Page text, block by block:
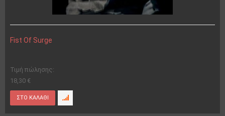
Fist Of Surge
Τιμή πώλησης:
18,30 €